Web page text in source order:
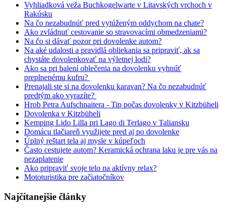
Vyhliadková veža Buchkogelwarte v Litavských vrchoch v
Rakúsku
Na čo nezabudnúť pred vytúženým oddychom na chate?
Ako zvládnuť cestovanie so stravovacími obmedzeniami?
Na čo si dávať pozor pri dovolenke autom?
Na aké udalosti a pravidlá obliekania sa pripraviť, ak sa
chystáte dovolenkovať na výletnej lodi?
Ako sa pri balení oblečenia na dovolenku vyhnúť
preplnenému kufru?
Prenajali ste si na dovolenku karavan? Na čo nezabudnúť
predtým ako vyrazíte?
Hrob Petra Aufschnaitera - Tip počas dovolenky v Kitzbüheli
Dovolenka v Kitzbüheli
Kemping Lido Lilla pri Lago di Terlago v Taliansku
Domácu tlačiareň využijete pred aj po dovolenke
Úplný reštart tela aj mysle v kúpeľoch
Často cestujete autom? Keramická ochrana laku je pre vás na
nezaplatenie
Ako pripraviť svoje telo na aktívny relax?
Mototuristika pre začiatočníkov
Najčítanejšie články